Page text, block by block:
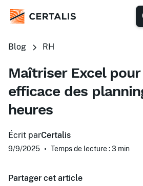
Blog RH
Maîtriser Excel
efficace des
heures
Écrit parCertalis
9/9/2025 • Temps de lecture : 3 min
Partager cet article